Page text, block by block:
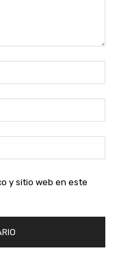
y sitio web en este